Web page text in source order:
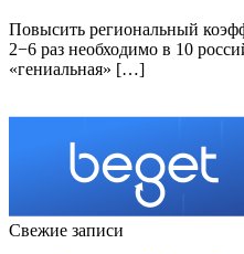
Повысить региональный
2−6 раз необходимо в 10
«гениальная» […]
Свежие записи